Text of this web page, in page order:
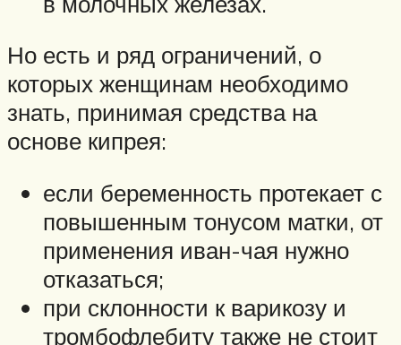
Но есть и ряд ограничений, о
которых женщинам необходимо
знать, принимая средства на
основе кипрея:
если беременность протекает с
повышенным тонусом матки, от
применения иван-чая нужно
отказаться;
при склонности к варикозу и
тромбофлебиту также не стоит